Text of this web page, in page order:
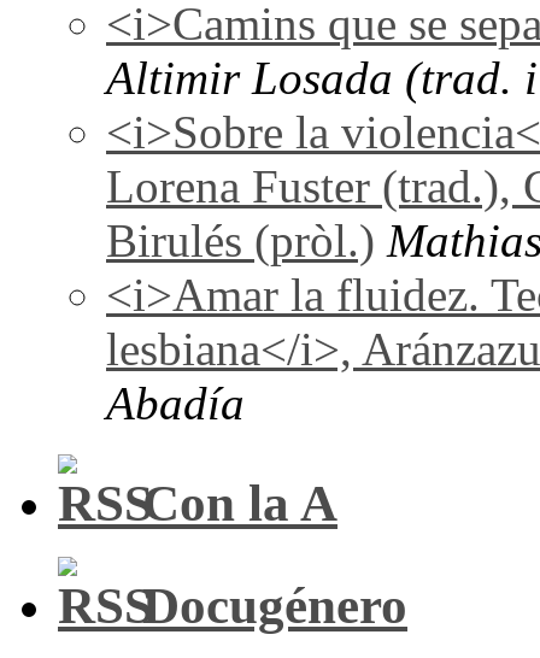
<i>Camins que se
Altimir Losada (trad.
<i>Sobre la
Lorena Fuster (trad.),
Birulés (pròl.)
<i>Amar la fluidez.
lesbiana</i>,
Abadía
Con la A
Docugénero